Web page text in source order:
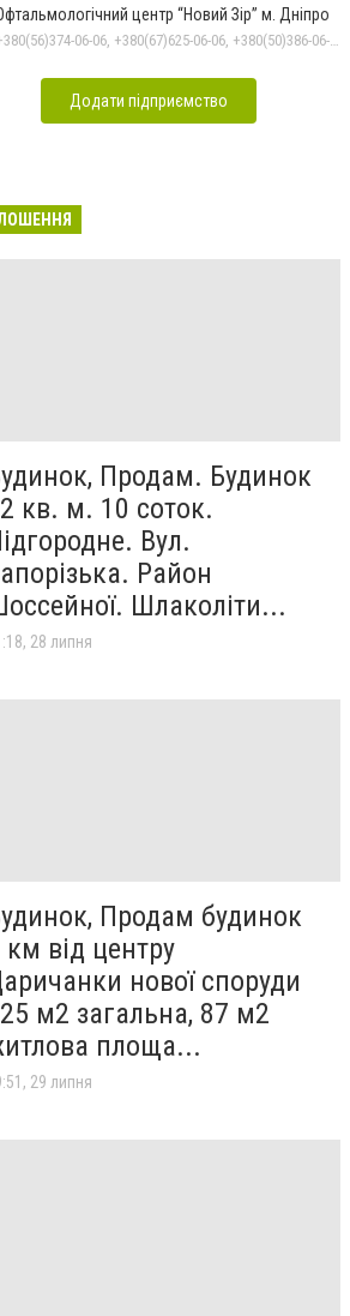
центр “Новий Зір” м. Дніпро
Додати підприємство
Продам. Будинок
кв. м. 10 соток.
Вул.
Район
Шлаколіти...
28 липня
Продам будинок
км від центру
нової споруди
м2 загальна, 87 м2
площа...
29 липня